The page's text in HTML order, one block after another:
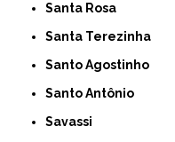
Santa Rosa
Santa Terezinha
Santo Agostinho
Santo Antônio
Savassi